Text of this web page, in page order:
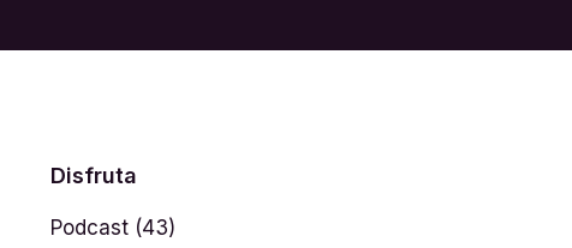
Disfruta
Podcast (43)